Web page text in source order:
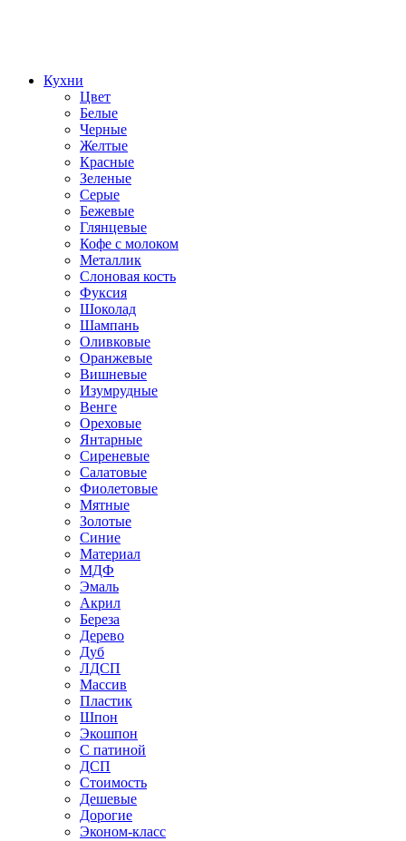
Кухни
Цвет
Белые
Черные
Желтые
Красные
Зеленые
Серые
Бежевые
Глянцевые
Кофе с молоком
Металлик
Слоновая кость
Фуксия
Шоколад
Шампань
Оливковые
Оранжевые
Вишневые
Изумрудные
Венге
Ореховые
Янтарные
Сиреневые
Салатовые
Фиолетовые
Мятные
Золотые
Синие
Материал
МДФ
Эмаль
Акрил
Береза
Дерево
Дуб
ЛДСП
Массив
Пластик
Шпон
Экошпон
С патиной
ДСП
Стоимость
Дешевые
Дорогие
Эконом-класс